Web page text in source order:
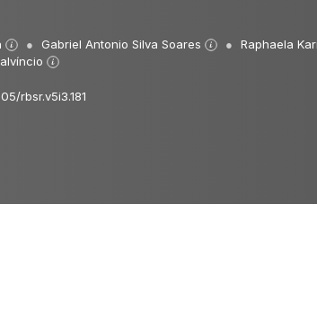
Gabriel Antonio Silva Soares Raphaela
rbsr.v5i3.181